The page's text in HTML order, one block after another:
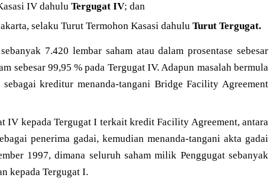
IV dahulu Tergugat IV; dan
selaku Turut Termohon Kasasi dahulu Turut Tergugat.
7.420 lembar saham atau dalam prosentase sebesar
sebesar 99,95 % pada Tergugat IV. Adapun masalah bermula
kreditur menanda-tangani Bridge Facility Agreement
IV kepada Tergugat I terkait kredit Facility Agreement, antara
penerima gadai, kemudian menanda-tangani akta gadai
1997, dimana seluruh saham milik Penggugat sebanyak
kepada Tergugat I.